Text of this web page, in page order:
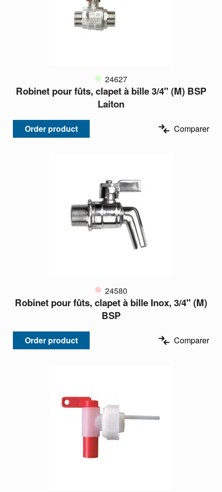
24627
Robinet pour fûts, clapet à bille 3/4" (M) BSP
Laiton
Order product Comparer
24580
Robinet pour fûts, clapet à bille Inox, 3/4" (M)
BSP
Order product Comparer